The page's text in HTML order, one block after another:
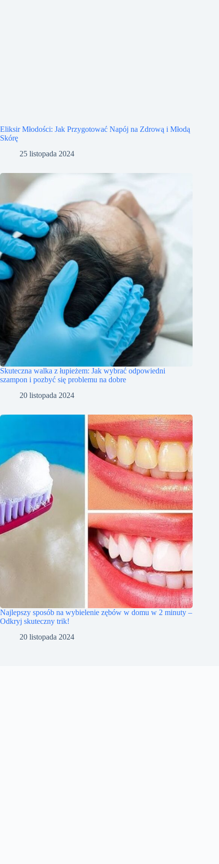
Eliksir Młodości: Jak Przygotować Napój na Zdrową i Młodą
Skórę
25 listopada 2024
Skuteczna walka z łupieżem: Jak wybrać odpowiedni
szampon i pozbyć się problemu na dobre
20 listopada 2024
Najlepszy sposób na wybielenie zębów w domu w 2 minuty –
Odkryj skuteczny trik!
20 listopada 2024